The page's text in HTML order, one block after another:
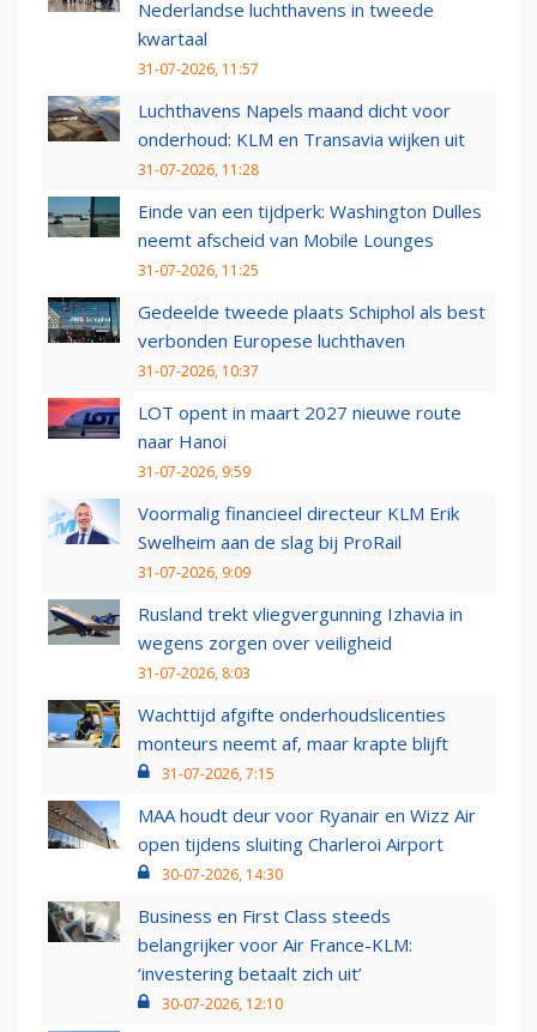
Nederlandse luchthavens in tweede
kwartaal
31-07-2026, 11:57
Luchthavens Napels maand dicht voor
onderhoud: KLM en Transavia wijken uit
31-07-2026, 11:28
Einde van een tijdperk: Washington Dulles
neemt afscheid van Mobile Lounges
31-07-2026, 11:25
Gedeelde tweede plaats Schiphol als best
verbonden Europese luchthaven
31-07-2026, 10:37
LOT opent in maart 2027 nieuwe route
naar Hanoi
31-07-2026, 9:59
Voormalig financieel directeur KLM Erik
Swelheim aan de slag bij ProRail
31-07-2026, 9:09
Rusland trekt vliegvergunning Izhavia in
wegens zorgen over veiligheid
31-07-2026, 8:03
Wachttijd afgifte onderhoudslicenties
monteurs neemt af, maar krapte blijft
31-07-2026, 7:15
MAA houdt deur voor Ryanair en Wizz Air
open tijdens sluiting Charleroi Airport
30-07-2026, 14:30
Business en First Class steeds
belangrijker voor Air France-KLM:
‘investering betaalt zich uit’
30-07-2026, 12:10